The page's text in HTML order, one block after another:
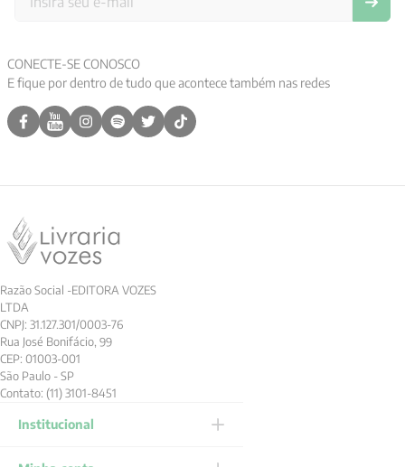
CONECTE-SE CONOSCO
E fique por dentro de tudo que acontece também nas redes
Razão Social -EDITORA VOZES
LTDA
CNPJ: 31.127.301/0003-76
Rua José Bonifácio, 99
CEP: 01003-001
São Paulo - SP
Contato: (11) 3101-8451
Institucional
8 º
9º psicologia
10º verena kast